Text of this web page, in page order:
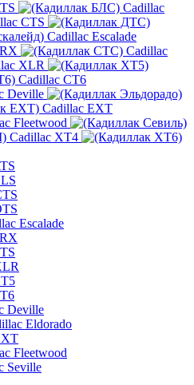
Cadillac
CTS
Cadillac Escalade
Cadillac
XLR
Cadillac CT6
Deville
Cadillac EXT
Fleetwood
Cadillac XT4
Escalade
Deville
Eldorado
Fleetwood
Seville